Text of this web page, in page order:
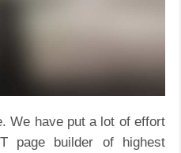
We have put a lot of effort
page builder of highest